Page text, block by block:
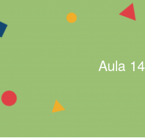
Aula 14